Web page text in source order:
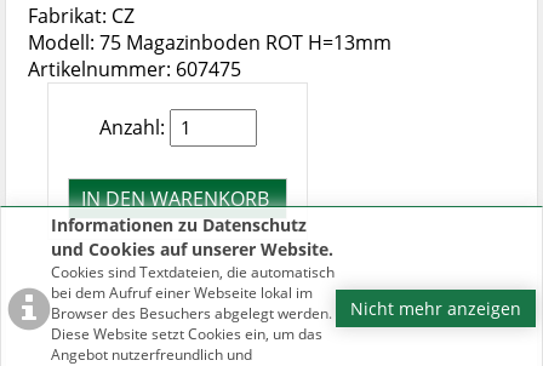
Informationen zu Datenschutz
und Cookies auf unserer Website.
Cookies sind Textdateien, die automatisch
bei dem Aufruf einer Webseite lokal im
Browser des Besuchers abgelegt werden.
Diese Website setzt Cookies ein, um das
Angebot nutzerfreundlich und
Nicht mehr anzeigen
Fabrikat: CZ
Modell: 75 Magazinboden ROT H=13mm
Artikelnummer: 607475
Anzahl: